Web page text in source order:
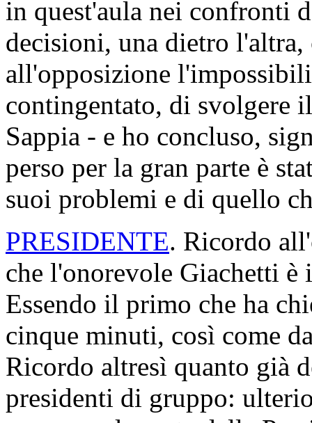
in quest'aula nei confronti
decisioni, una dietro
all'opposizione
contingentato, di svolgere
Sappia - e ho concluso,
perso per la gran parte è
suoi problemi e di quello
PRESIDENTE. Ricordo
che l'onorevole Giachetti è
Essendo il primo che ha
cinque minuti, così come
Ricordo altresì quanto già
presidenti di gruppo: